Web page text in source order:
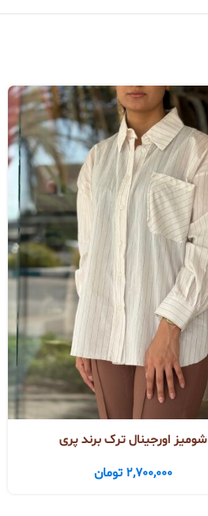
شومیز اورجینال ترک برند پری
2,700,000 تومان